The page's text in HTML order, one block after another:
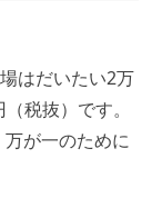
はだいたい2万
税抜）です。
が一のために